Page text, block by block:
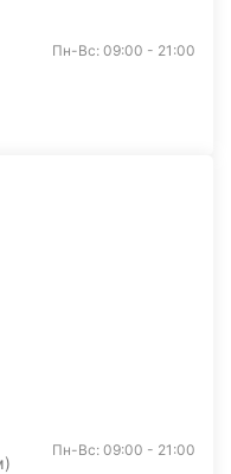
Пн-Вс: 09:00 - 21:00
Пн-Вс: 09:00 - 21:00